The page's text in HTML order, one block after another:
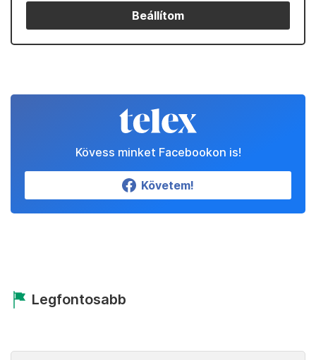
Beállítom
Kövess minket Facebookon is!
Követem!
Legfontosabb